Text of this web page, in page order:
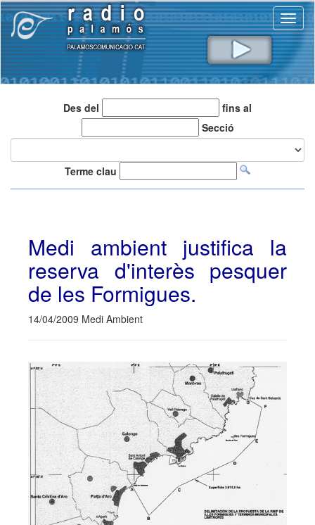
Des del
fins al
Secció
Terme clau
Medi ambient justifica la
reserva d'interès pesquer
de les Formigues.
14/04/2009 Medi Ambient